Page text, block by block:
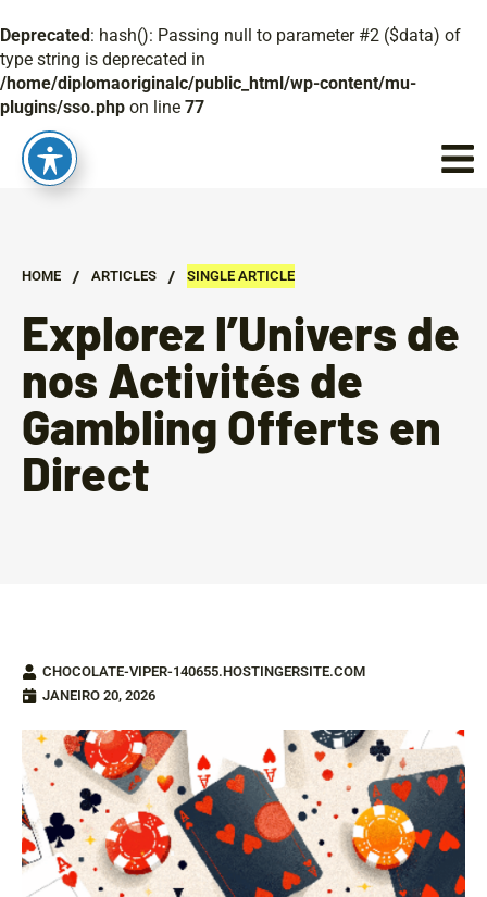
Deprecated: hash(): Passing null to parameter #2 ($data) of
type string is deprecated in
/home/diplomaoriginalc/public_html/wp-content/mu-
plugins/sso.php on line 77
HOME / ARTICLES / SINGLE ARTICLE
Explorez l’Univers de
nos Activités de
Gambling Offerts en
Direct
CHOCOLATE-VIPER-140655.HOSTINGERSITE.COM
JANEIRO 20, 2026